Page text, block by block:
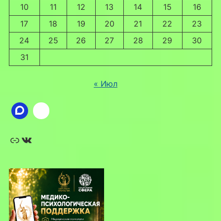
10
11 12 13 14 15
16
17
18 19 20 21 22
23
24
25 26 27 28 29
30
31
« Июл
Ссылка